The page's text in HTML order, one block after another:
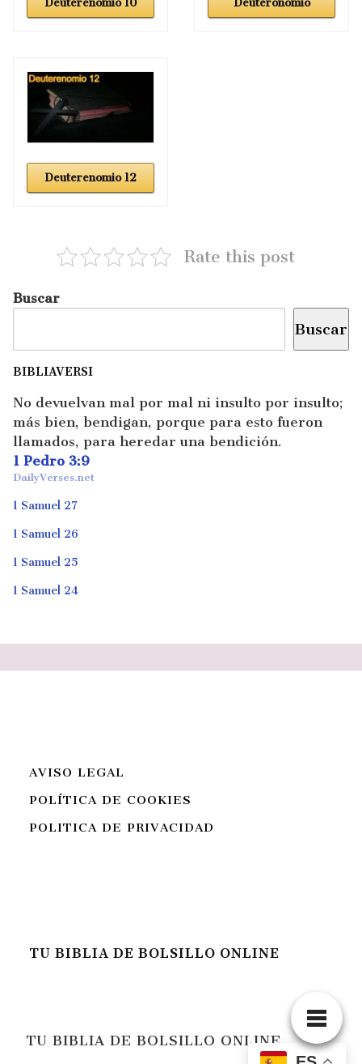
Deuterenomio 12
Rate this post
Buscar
Buscar
BIBLIAVERSI
No devuelvan mal por mal ni insulto por insulto;
más bien, bendigan, porque para esto fueron
llamados, para heredar una bendición.
1 Pedro 3:9
DailyVerses.net
1 Samuel 27
1 Samuel 26
1 Samuel 25
1 Samuel 24
AVISO LEGAL
POLÍTICA DE COOKIES
POLITICA DE PRIVACIDAD
TU BIBLIA DE BOLSILLO ONLINE
TU BIBLIA DE BOLSILLO ONLINE